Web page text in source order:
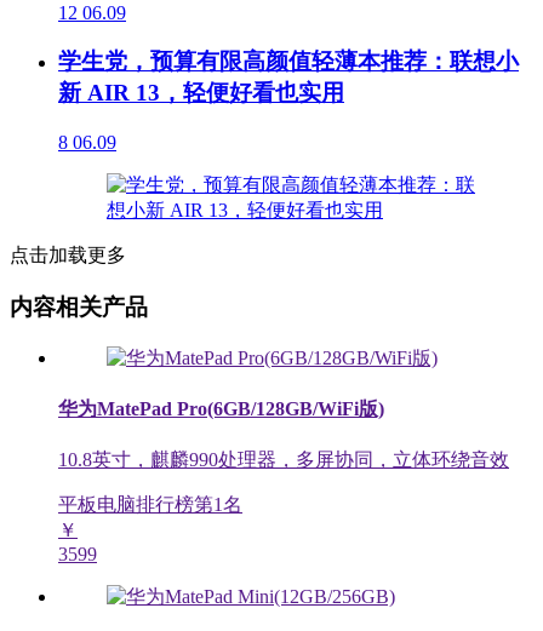
12 06.09
学生党，预算有限高颜值轻薄本推荐：联想小
新 AIR 13，轻便好看也实用
8 06.09
点击加载更多
内容相关产品
华为MatePad Pro(6GB/128GB/WiFi版)
10.8英寸，麒麟990处理器，多屏协同，立体环绕音效
平板电脑排行榜第1名
￥
3599